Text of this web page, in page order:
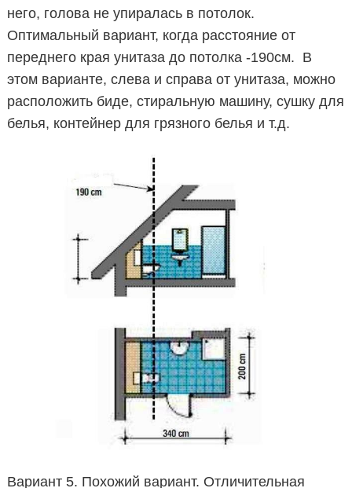
него, голова не упиралась в потолок.
Оптимальный вариант, когда расстояние от
переднего края унитаза до потолка -190см. В
этом варианте, слева и справа от унитаза, можно
расположить биде, стиральную машину, сушку для
белья, контейнер для грязного белья и т.д.
Вариант 5. Похожий вариант. Отличительная